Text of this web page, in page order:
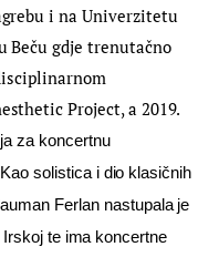
i na Univerzitetu
Beču gdje trenutačno
Project, a 2019.
za koncertnu
solistica i dio klasičnih
Ferlan nastupala je
te ima koncertne